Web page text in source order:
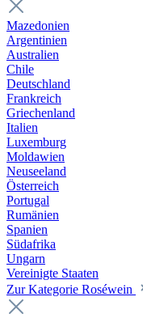
Mazedonien
Argentinien
Australien
Chile
Deutschland
Frankreich
Griechenland
Italien
Luxemburg
Moldawien
Neuseeland
Österreich
Portugal
Rumänien
Spanien
Südafrika
Ungarn
Vereinigte Staaten
Zur Kategorie Roséwein